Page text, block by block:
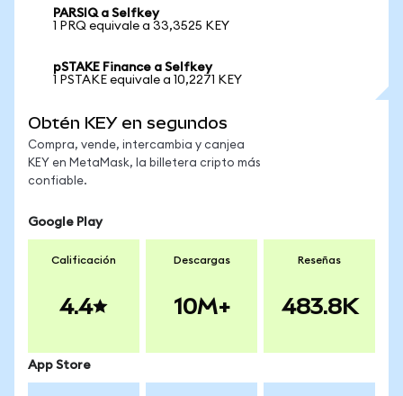
PARSIQ a Selfkey
1 PRQ equivale a 33,3525 KEY
pSTAKE Finance a Selfkey
1 PSTAKE equivale a 10,2271 KEY
Obtén KEY en segundos
Compra, vende, intercambia y canjea
KEY en MetaMask, la billetera cripto más
confiable.
Google Play
Calificación
4.4
Descargas
10M+
Reseñas
483.8K
App Store